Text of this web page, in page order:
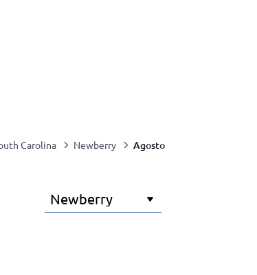
Carolina Newberry Agosto